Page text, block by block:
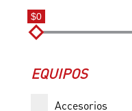
$0
EQUIPOS
Accesorios